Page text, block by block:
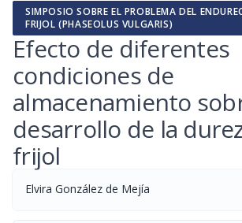
SIMPOSIO SOBRE EL PROBLEMA DEL
FRIJOL (PHASEOLUS VULGARIS)
Efecto de diferentes
condiciones de
almacenamiento
desarrollo de la
frijol
Elvira González de Mejía